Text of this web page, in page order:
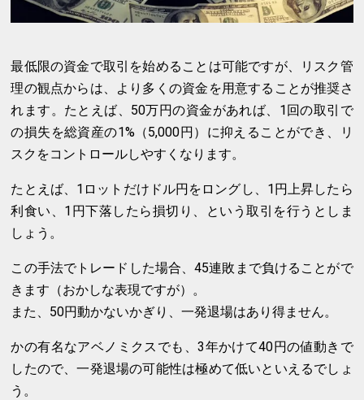
最低限の資金で取引を始めることは可能ですが、リスク管
理の観点からは、より多くの資金を用意することが推奨さ
れます。たとえば、50万円の資金があれば、1回の取引で
の損失を総資産の1%（5,000円）に抑えることができ、リ
スクをコントロールしやすくなります。
たとえば、1ロットだけドル円をロングし、1円上昇したら
利食い、1円下落したら損切り、という取引を行うとしま
しょう。
この手法でトレードした場合、45連敗まで負けることがで
きます（おかしな表現ですが）。
また、50円動かないかぎり、一発退場はあり得ません。
かの有名なアベノミクスでも、3年かけて40円の値動きで
したので、一発退場の可能性は極めて低いといえるでしょ
う。